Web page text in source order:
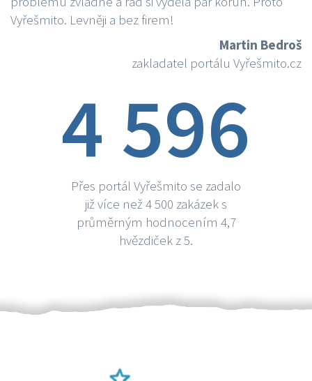
Vyřešmito. Levněji a bez firem!
Martin Bedroš
zakladatel portálu Vyřešmito.cz
4 596
Přes portál Vyřešmito se zadalo
již více než 4 500 zakázek s
průměrným hodnocením 4,7
hvězdiček z 5.